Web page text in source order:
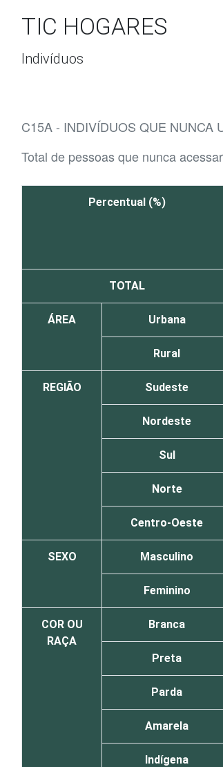
TIC HOGARES
Indivíduos
C15A - INDIVÍDUOS QUE NUNCA
Total de pessoas que nunca
Percentual (%)
TOTAL
ÁREA Urbana
Rural
REGIÃO Sudeste
Nordeste
Sul
Norte
Centro-Oeste
SEXO Masculino
Feminino
COR OU
RAÇA
Branca
Preta
Parda
Amarela
Indígena